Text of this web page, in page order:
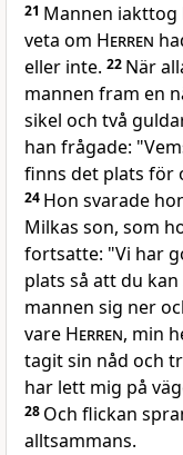
21 Mannen iakttog
veta om Herren
eller inte. 22 När
mannen fram en
sikel och två
han frågade:
finns det plats för
24 Hon svarade
Milkas son, som
fortsatte: "Vi har
plats så att du
mannen sig ner
vare Herren, min
tagit sin nåd och
har lett mig på
28 Och flickan
alltsammans.